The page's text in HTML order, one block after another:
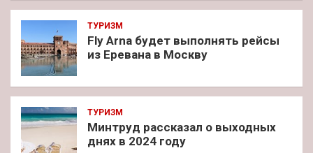
ТУРИЗМ
Fly Arna будет выполнять рейсы
из Еревана в Москву
ТУРИЗМ
Минтруд рассказал о выходных
днях в 2024 году